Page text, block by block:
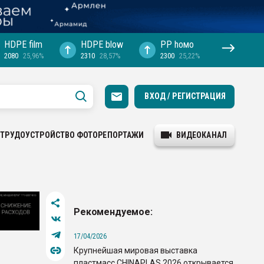
HDPE film
2080 25,96%
HDPE blow
2310 28,57%
PP hомо
2300 25,22%
ВХОД / РЕГИСТРАЦИЯ
ТРУДОУСТРОЙСТВО ФОТОРЕПОРТАЖИ ВИДЕОКАНАЛ
Рекомендуемое:
17/04/2026
Крупнейшая мировая выставка